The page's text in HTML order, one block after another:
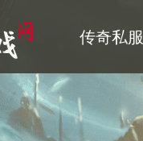
传奇私